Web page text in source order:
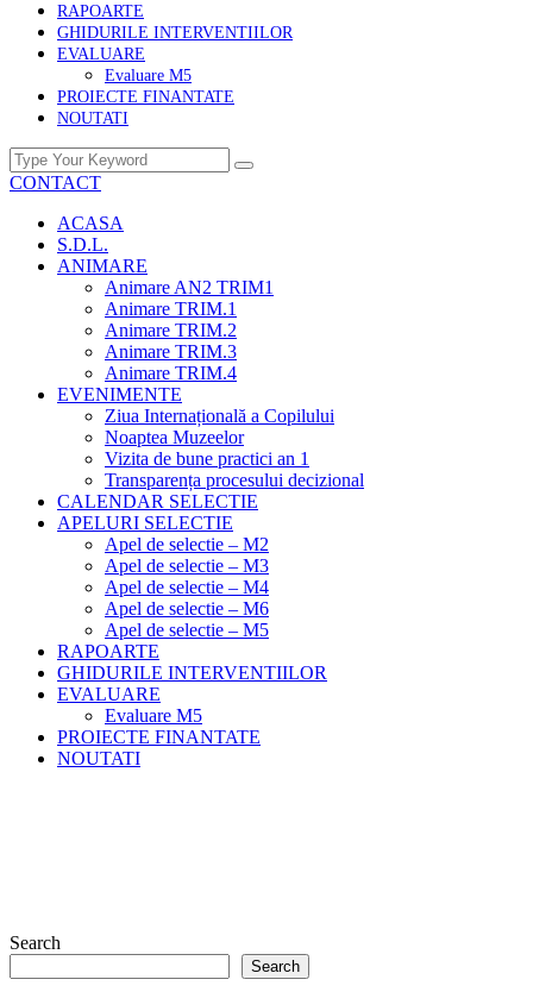
RAPOARTE
GHIDURILE INTERVENTIILOR
EVALUARE
Evaluare M5
PROIECTE FINANTATE
NOUTATI
CONTACT
ACASA
S.D.L.
ANIMARE
Animare AN2 TRIM1
Animare TRIM.1
Animare TRIM.2
Animare TRIM.3
Animare TRIM.4
EVENIMENTE
Ziua Internațională a Copilului
Noaptea Muzeelor
Vizita de bune practici an 1
Transparența procesului decizional
CALENDAR SELECTIE
APELURI SELECTIE
Apel de selectie – M2
Apel de selectie – M3
Apel de selectie – M4
Apel de selectie – M6
Apel de selectie – M5
RAPOARTE
GHIDURILE INTERVENTIILOR
EVALUARE
Evaluare M5
PROIECTE FINANTATE
NOUTATI
Search
Search